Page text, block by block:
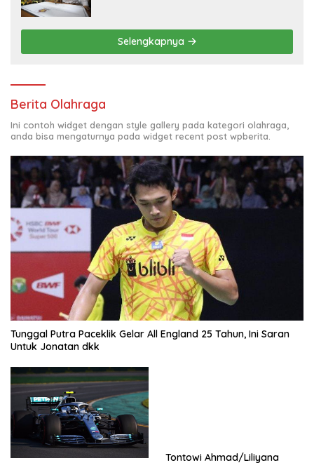
Selengkapnya
Berita Olahraga
Ini contoh widget dengan style gallery pada kategori olahraga,
anda bisa mengaturnya pada widget recent post wpberita.
Tunggal Putra Paceklik Gelar All England 25 Tahun, Ini Saran
Untuk Jonatan dkk
Tontowi Ahmad/Liliyana